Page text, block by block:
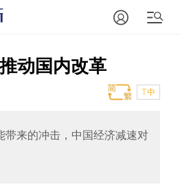
动国内改革
T中
带来的冲击，中国经济减速对